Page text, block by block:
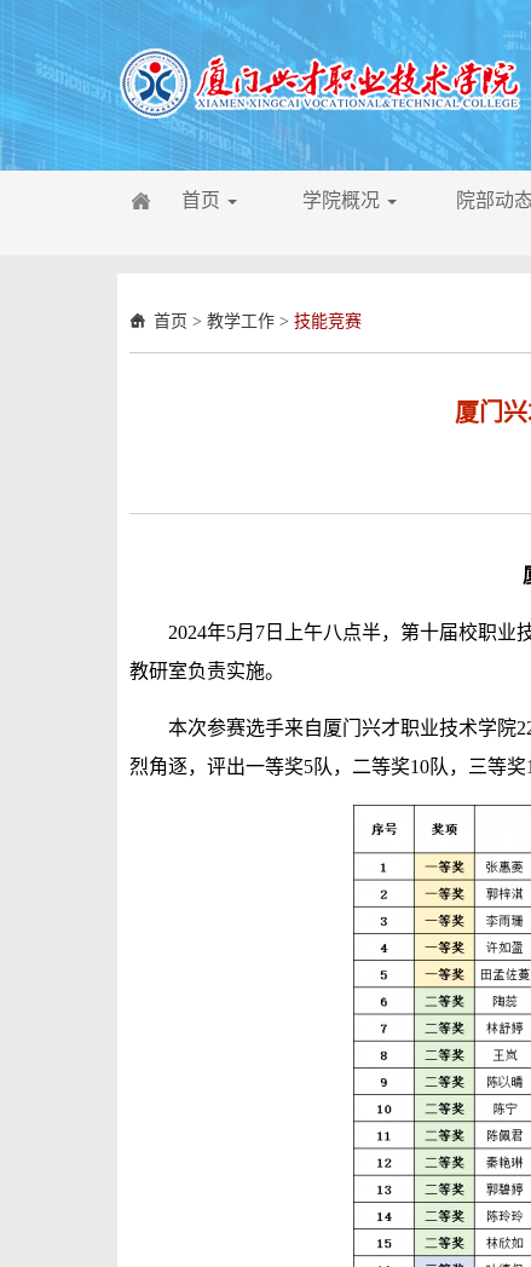
首页 学院概况 院部动
首页 > 教学工作 > 技能竞赛
厦门
2024年5月7日上午八点半，第十届校职业
教研室负责实施。
本次参赛选手来自厦门兴才职业技术学院
烈角逐，评出一等奖5队，二等奖10队，三等奖